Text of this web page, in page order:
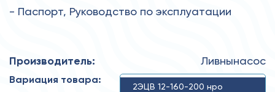
- Паспорт, Руководство по эксплуатации
Производитель: Ливнынасос
Вариация товара:
2ЭЦВ 12-160-200 нро